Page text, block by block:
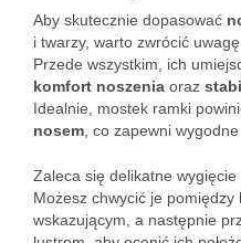
Aby skutecznie dopasować
i twarzy, warto zwrócić
Przede wszystkim, ich
komfort noszenia oraz
Idealnie, mostek ramki
nosem , co zapewni
Zaleca się delikatne
Możesz chwycić je pomiędzy
wskazującym, a następnie